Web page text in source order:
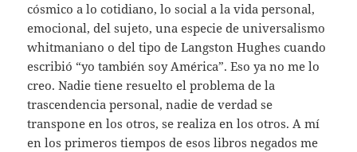
cósmico a lo cotidiano, lo social a la vida personal,
emocional, del sujeto, una especie de universalismo
whitmaniano o del tipo de Langston Hughes cuando
escribió “yo también soy América”. Eso ya no me lo
creo. Nadie tiene resuelto el problema de la
trascendencia personal, nadie de verdad se
transpone en los otros, se realiza en los otros. A mí
en los primeros tiempos de esos libros negados me